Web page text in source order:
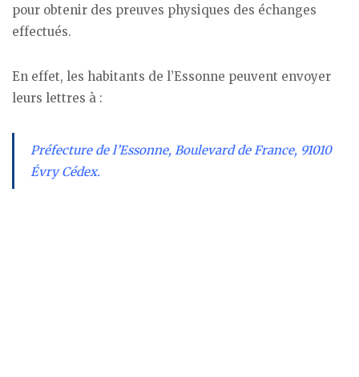
pour obtenir des preuves physiques des échanges
effectués.
En effet, les habitants de l’Essonne peuvent envoyer
leurs lettres à :
Préfecture de l’Essonne, Boulevard de France, 91010
Évry Cédex.